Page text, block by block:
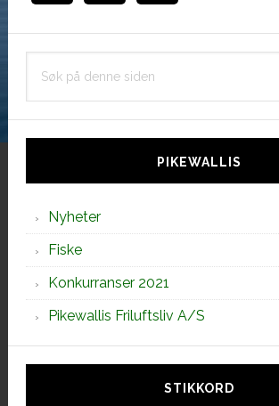
PIKEWALLIS
Nyheter
Fiske
Konkurranser 2021
Pikewallis Friluftsliv A/S
STIKKORD